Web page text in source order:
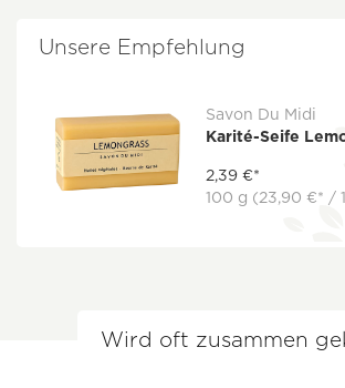
Unsere Empfehlung
Savon Du Midi
Karité-Seife
2,39 €*
100 g (23,90 €* /
Wird oft zusammen